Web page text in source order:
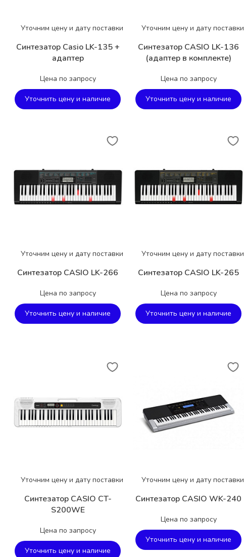
Уточним цену и дату поставки
Синтезатор Casio LK-135 +
адаптер
Цена по запросу
Уточнить цену и наличие
Уточним цену и дату поставки
Синтезатор CASIO LK-136
(адаптер в комплекте)
Цена по запросу
Уточнить цену и наличие
Уточним цену и дату поставки
Синтезатор CASIO LK-266
Цена по запросу
Уточнить цену и наличие
Уточним цену и дату поставки
Синтезатор CASIO LK-265
Цена по запросу
Уточнить цену и наличие
Уточним цену и дату поставки
Синтезатор CASIO CT-
S200WE
Цена по запросу
Уточнить цену и наличие
Уточним цену и дату поставки
Синтезатор CASIO WK-240
Цена по запросу
Уточнить цену и наличие